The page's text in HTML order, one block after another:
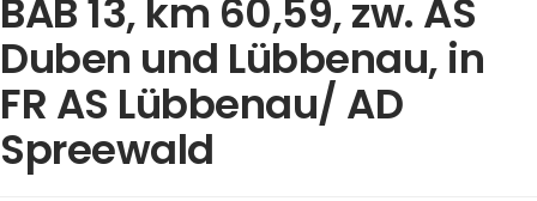
BAB 13, km 60,59, zw. AS
Duben und Lübbenau, in
FR AS Lübbenau/ AD
Spreewald